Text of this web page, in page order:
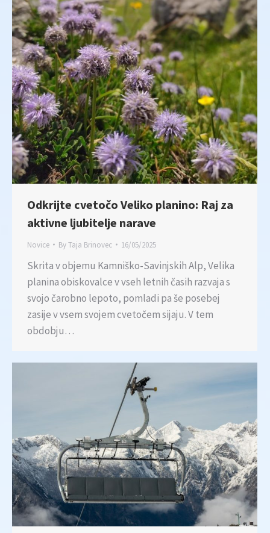
Odkrijte cvetočo Veliko planino: Raj za
aktivne ljubitelje narave
Novice ByTaja Brinovec 16/05/2025
Skrita v objemu Kamniško-Savinjskih Alp, Velika
planina obiskovalce v vseh letnih časih razvaja s
svojo čarobno lepoto, pomladi pa še posebej
zasije v vsem svojem cvetočem sijaju. V tem
obdobju…